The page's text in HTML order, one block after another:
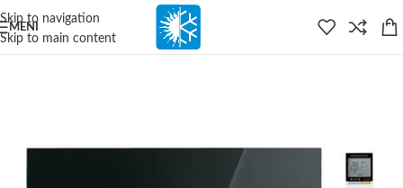
content
Skip to navigation
Skip to main content
MENI